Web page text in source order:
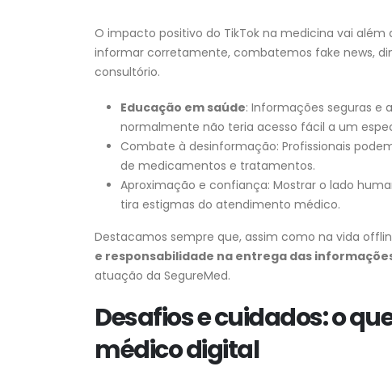
O impacto positivo do TikTok na medicina vai além
informar corretamente, combatemos fake news,
consultório.
Educação em saúde: Informações seguras e
normalmente não teria acesso fácil a um
Combate à desinformação: Profissionais
de medicamentos e tratamentos.
Aproximação e confiança: Mostrar o lado
tira estigmas do atendimento médico.
Destacamos sempre que, assim como na vida
e responsabilidade na entrega das
atuação da SegureMed.
Desafios e cuidados: o
médico digital